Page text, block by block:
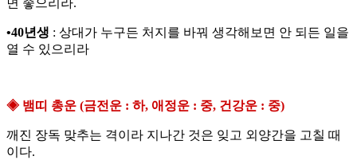
면 좋으리라.
•40년생 : 상대가 누구든 처지를 바꿔 생각해보면 안 되든 일을
열 수 있으리라
◈ 뱀띠 총운 (금전운 : 하, 애정운 : 중, 건강운 : 중)
깨진 장독 맞추는 격이라 지나간 것은 잊고 외양간을 고칠 때
이다.